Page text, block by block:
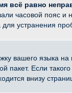
всё равно
часовой пояс
устранения
вашего языка
пакет. Если
внизу